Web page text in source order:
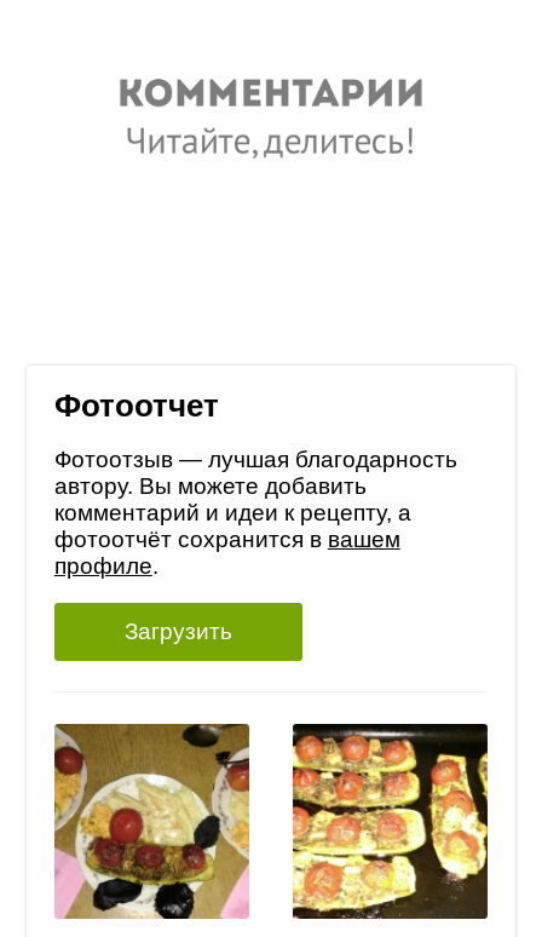
Фотоотчет
Фотоотзыв — лучшая благодарность
автору. Вы можете добавить
комментарий и идеи к рецепту, а
фотоотчёт сохранится в вашем
профиле.
Загрузить